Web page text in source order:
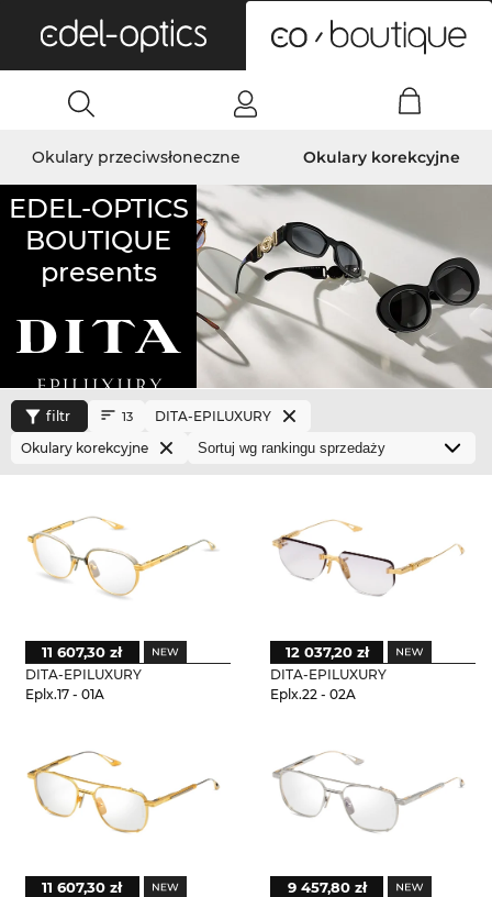
Okulary przeciwsłoneczne Okulary korekcyjne
EDEL-OPTICS
BOUTIQUE
presents
filtr 13
DITA-EPILUXURY
Okulary korekcyjne
DITA-EPILUXURY
Eplx.17 - 01A
11 607,30 zł
DITA-EPILUXURY
Eplx.22 - 02A
12 037,20 zł
11 607,30 zł 9 457,80 zł